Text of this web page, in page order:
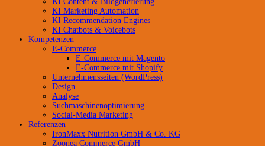
KI Marketing Automation
KI Recommendation Engines
KI Chatbots & Voicebots
Kompetenzen
E-Commerce
E-Commerce mit Magento
E-Commerce mit Shopify
Unternehmensseiten (WordPress)
Design
Analyse
Suchmaschinenoptimierung
Social-Media Marketing
Referenzen
IronMaxx Nutrition GmbH & Co. KG
Zoonea Commerce GmbH